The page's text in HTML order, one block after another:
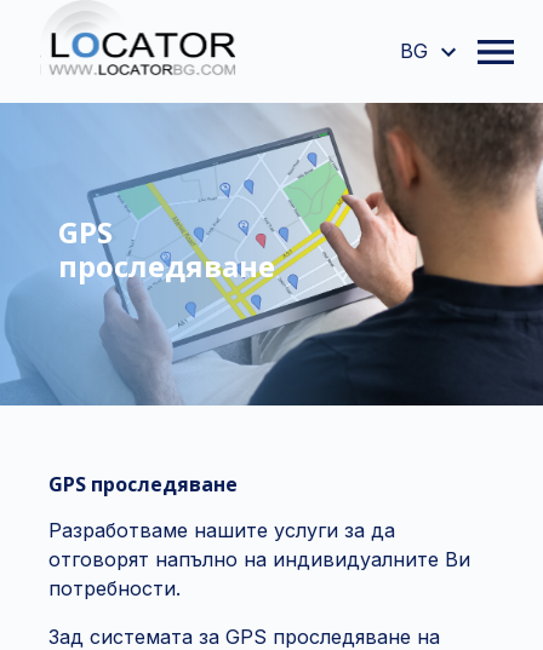
BG
GPS
проследяване
GPS проследяване
Разработваме нашите услуги за да
отговорят напълно на индивидуалните Ви
потребности.
Зад системата за GPS проследяване на